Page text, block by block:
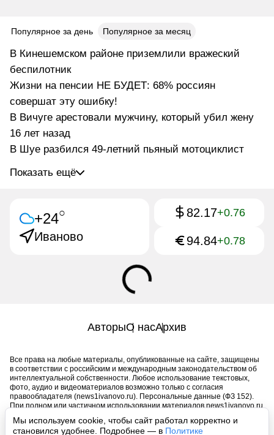
Мы используем cookie, чтобы сайт работал корректно и
становился удобнее. Подробнее — в Политике
Популярное за день Популярное за месяц
В Кинешемском районе приземлили вражеский
беспилотник
Жизни на пенсии НЕ БУДЕТ: 68% россиян
совершат эту ошибку!
В Вичуге арестовали мужчину, который убил жену
16 лет назад
В Шуе разбился 49-летний пьяный мотоциклист
Показать ещё
+24○
Иваново
82.17+0.76
94.84+0.78
АвторыО насАрхив
Все права на любые материалы, опубликованные на сайте, защищены
в соответствии с российским и международным законодательством об
интеллектуальной собственности. Любое использование текстовых,
фото, аудио и видеоматериалов возможно только с согласия
правообладателя (news1ivanovo.ru). Персональные данные (ФЗ 152).
При полном или частичном использовании материалов news1ivanovo.ru
обязательна. Запрещено для детей. Оригинал текста:
https://news1ivanovo.ru/